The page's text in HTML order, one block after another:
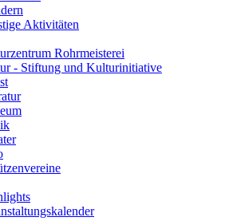
Aktivitäten
Rohrmeisterei
- Stiftung und Kulturinitiative